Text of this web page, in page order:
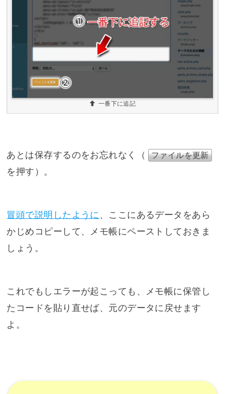
一番下に追記
あとは保存するのをお忘れなく（ ファイルを更新
を押す）。
冒頭で説明したように 、ここにあるデータをあら
かじめコピーして、メモ帳にペーストしておきま
しょう。
これでもしエラーが起こっても、メモ帳に保管し
たコードを貼り直せば、元のデータに戻せます
よ。